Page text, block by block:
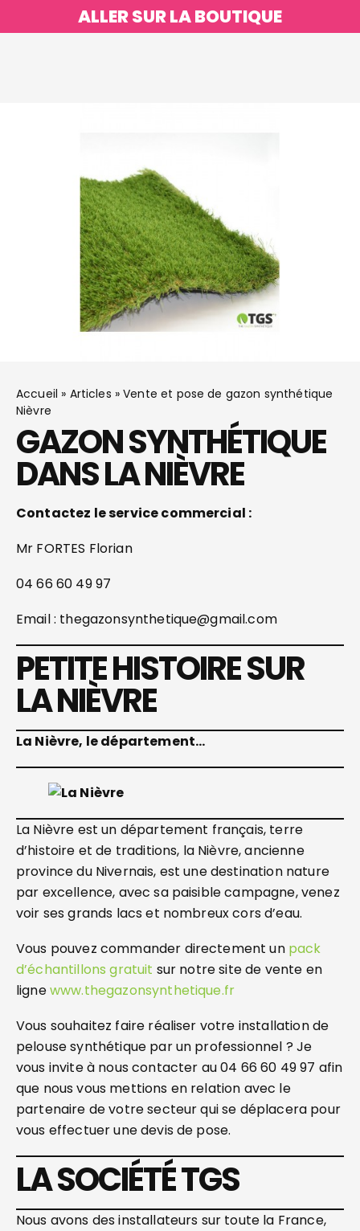
ALLER SUR LA BOUTIQUE
Accueil » Articles »Vente et pose de gazon synthétique
Nièvre
GAZON SYNTHÉTIQUE
DANS LA NIÈVRE
Contactez le service commercial :
Mr FORTES Florian
04 66 60 49 97
Email : thegazonsynthetique@gmail.com
PETITE HISTOIRE SUR
LA NIÈVRE
La Nièvre, le département…
La Nièvre est un département français, terre
d’histoire et de traditions, la Nièvre, ancienne
province du Nivernais, est une destination nature
par excellence, avec sa paisible campagne, venez
voir ses grands lacs et nombreux cors d’eau.
Vous pouvez commander directement un pack
d’échantillons gratuit sur notre site de vente en
lignewww.thegazonsynthetique.fr
Vous souhaitez faire réaliser votre installation de
pelouse synthétique par un professionnel ? Je
vous invite à nous contacter au 04 66 60 49 97 afin
que nous vous mettions en relation avec le
partenaire de votre secteur qui se déplacera pour
vous effectuer une devis de pose.
LA SOCIÉTÉ TGS
Nous avons des installateurs sur toute la France,